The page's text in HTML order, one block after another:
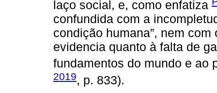
laço social, e, como enfatiza
confundida com a
condição humana”, nem
evidencia quanto à falta de
fundamentos do mundo e ao
2019, p. 833).